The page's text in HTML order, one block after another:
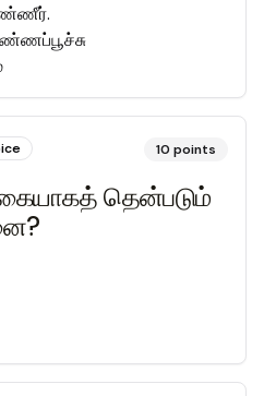
10 points
தென்படும்